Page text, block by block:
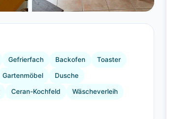
Gefrierfach Backofen Toaster
Gartenmöbel Dusche
Ceran-Kochfeld Wäscheverleih